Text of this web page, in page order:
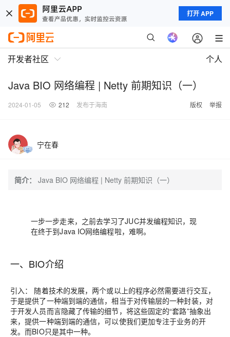
打开 APP
开发者社区 个人
Java BIO 网络编程 | Netty 前期知识（一）
2024-01-05 212 发布于海南 版权 举报
宁在春
简介： Java BIO 网络编程 | Netty 前期知识（一）
一步一步走来，之前去学习了JUC并发编程知识，现
在终于到Java IO网络编程啦，难啊。
一、BIO介绍
引入： 随着技术的发展，两个或以上的程序必然需要进行交互，
于是提供了一种端到端的通信，相当于对传输层的一种封装，对
于开发人员而言隐藏了传输的细节，将这些固定的“套路”抽象出
来，提供一种端到端的通信，可以使我们更加专注于业务的开
发。而BIO只是其中一种。